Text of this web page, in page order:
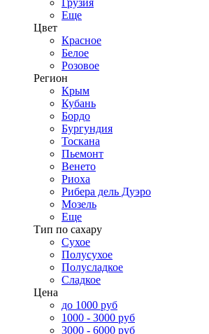
Грузия
Еще
Цвет
Красное
Белое
Розовое
Регион
Крым
Кубань
Бордо
Бургундия
Тоскана
Пьемонт
Венето
Риоха
Рибера дель Дуэро
Мозель
Еще
Тип по сахару
Сухое
Полусухое
Полусладкое
Сладкое
Цена
до 1000 руб
1000 - 3000 руб
3000 - 6000 руб